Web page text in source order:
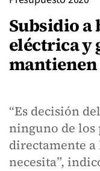
Subsidio a
eléctrica y
mantienen
“Es decisión
ninguno de los
directamente
necesita”,